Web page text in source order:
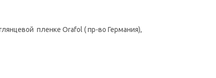
пленке Orafol ( пр-во Германия),